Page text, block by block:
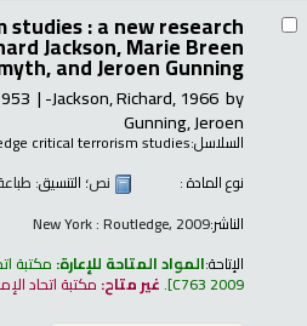
: a new research
Jackson, Marie Breen
and Jeroen Gunning.
by
Jackson, Richard, 1966-
Gunning, Jeroen
السلاسل:critical terrorism studies
نوع المادة :
نص؛ التنسيق:
الناشر:New York : Routledge, 2009
الإتاحة:المواد المتاحة للإعارة: مكتبة
C763 2009
.غير متاح: مكتبة اتحاد